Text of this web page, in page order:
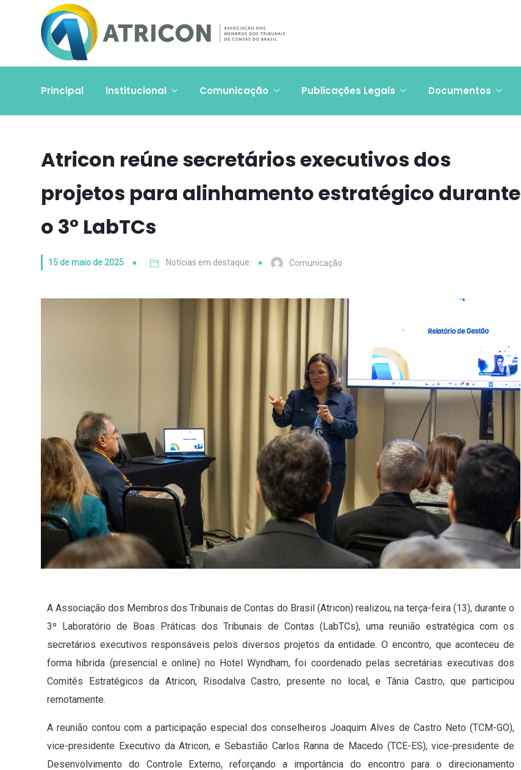
Principal Institucional Comunicação Publicações Legais Documentos
Atricon reúne secretários executivos dos
projetos para alinhamento estratégico durante
o 3º LabTCs
15 de maio de 2025 Notícias em destaque Comunicação
A Associação dos Membros dos Tribunais de Contas do Brasil (Atricon) realizou, na terça-feira (13), durante o
3º Laboratório de Boas Práticas dos Tribunais de Contas (LabTCs), uma reunião estratégica com os
secretários executivos responsáveis pelos diversos projetos da entidade. O encontro, que aconteceu de
forma híbrida (presencial e online) no Hotel Wyndham, foi coordenado pelas secretárias executivas dos
Comitês Estratégicos da Atricon, Risodalva Castro, presente no local, e Tânia Castro, que participou
remotamente.
A reunião contou com a participação especial dos conselheiros Joaquim Alves de Castro Neto (TCM-GO),
vice-presidente Executivo da Atricon, e Sebastião Carlos Ranna de Macedo (TCE-ES), vice-presidente de
Desenvolvimento do Controle Externo, reforçando a importância do encontro para o direcionamento